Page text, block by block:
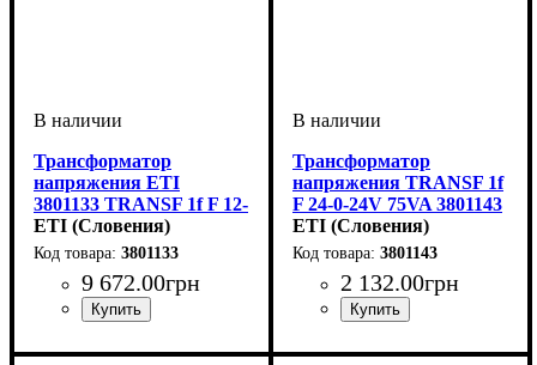
Трансформатор
напряжения ETI
3801133 TRANSF 1f F 12-
0-12V 800VA
ETI (Словения)
3801133
9 672.00грн
Трансформатор
напряжения TRANSF 1f
F 24-0-24V 75VA 3801143
ETI (Словения)
3801143
2 132.00грн